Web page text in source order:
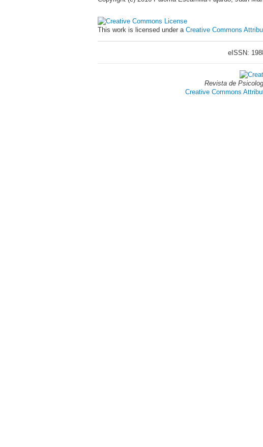
This work is licensed under a Creative Commons
eISSN:
Revista de
Creative Commons